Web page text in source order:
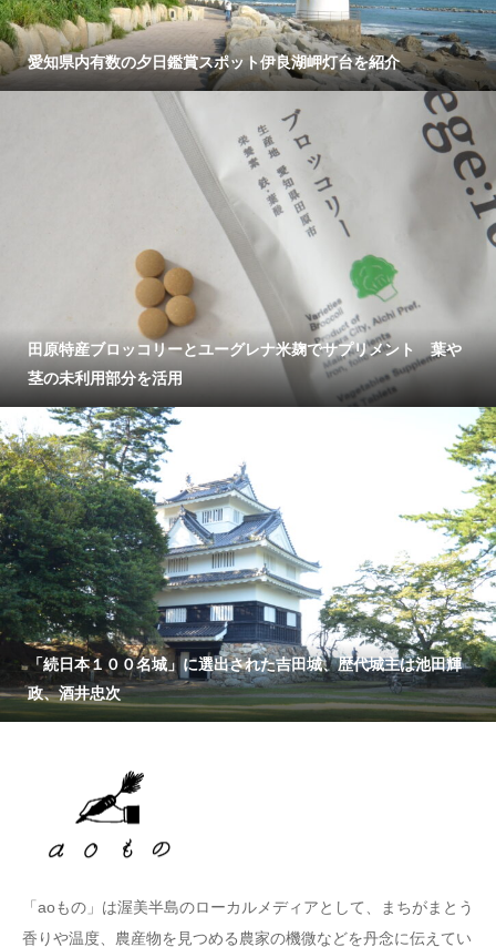
愛知県内有数の夕日鑑賞スポット伊良湖岬灯台を紹介
田原特産ブロッコリーとユーグレナ米麹でサプリメント 葉や
茎の未利用部分を活用
「続日本１００名城」に選出された吉田城、歴代城主は池田輝
政、酒井忠次
「aoもの」は渥美半島のローカルメディアとして、まちがまとう
香りや温度、農産物を見つめる農家の機微などを丹念に伝えてい